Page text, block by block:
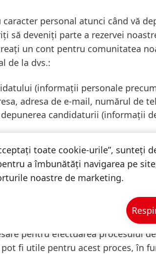
caracter personal atunci când vă
să deveniți parte a rezervei
un cont pentru comunitatea
de la dvs.:
(informații personale
adresa de e-mail, numărul de
candidaturii (informații
caracter personal direct de la dvs.
Henkel, în timpul procesului de
a păstra legătura în scop de
timpul procesului de depunere a
pentru efectuarea procesului
fi utile pentru acest proces, în
toate cookie-urile”, sunteți
a îmbunătăți navigarea pe
noastre de marketing.